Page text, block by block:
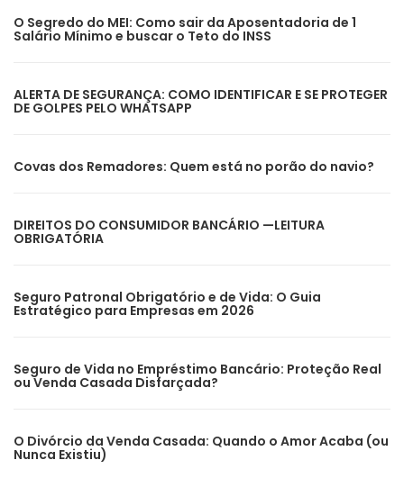
O Segredo do MEI: Como sair da Aposentadoria de 1
Salário Mínimo e buscar o Teto do INSS
ALERTA DE SEGURANÇA: COMO IDENTIFICAR E SE PROTEGER
DE GOLPES PELO WHATSAPP
Covas dos Remadores: Quem está no porão do navio?
DIREITOS DO CONSUMIDOR BANCÁRIO —LEITURA
OBRIGATÓRIA
Seguro Patronal Obrigatório e de Vida: O Guia
Estratégico para Empresas em 2026
Seguro de Vida no Empréstimo Bancário: Proteção Real
ou Venda Casada Disfarçada?
O Divórcio da Venda Casada: Quando o Amor Acaba (ou
Nunca Existiu)